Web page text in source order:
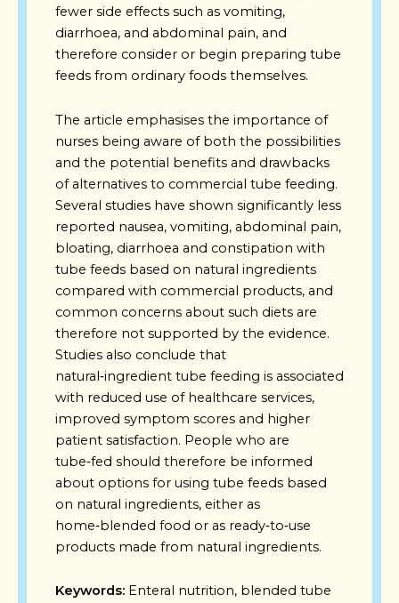
fewer side effects such as vomiting,
diarrhoea, and abdominal pain, and
therefore consider or begin preparing tube
feeds from ordinary foods themselves.
The article emphasises the importance of
nurses being aware of both the possibilities
and the potential benefits and drawbacks
of alternatives to commercial tube feeding.
Several studies have shown significantly less
reported nausea, vomiting, abdominal pain,
bloating, diarrhoea and constipation with
tube feeds based on natural ingredients
compared with commercial products, and
common concerns about such diets are
therefore not supported by the evidence.
Studies also conclude that
natural‑ingredient tube feeding is associated
with reduced use of healthcare services,
improved symptom scores and higher
patient satisfaction. People who are
tube‑fed should therefore be informed
about options for using tube feeds based
on natural ingredients, either as
home‑blended food or as ready‑to‑use
products made from natural ingredients.
Keywords: Enteral nutrition, blended tube